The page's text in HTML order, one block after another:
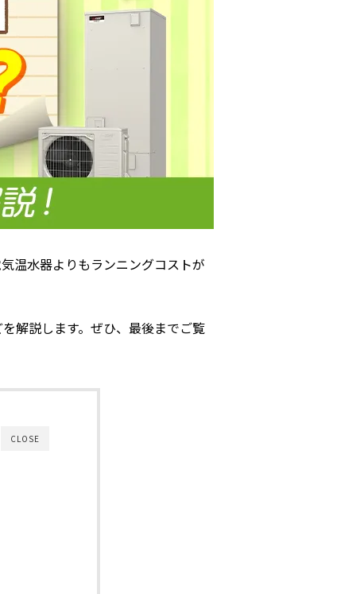
温水器よりもランニングコストが
解説します。ぜひ、最後までご覧
CLOSE